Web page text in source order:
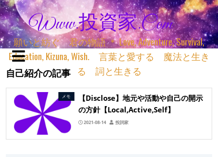
Www.投資家.com
願いと紡ぐ 君の物語 ＊ Love, Adventure, Survival,
Education, Kizuna, Wish. 言葉と愛する 魔法と生き
る 詞と生きる
自己紹介の記事
メモ
【Disclose】地元や活動や自己の開示
の方針【Local,Active,Self】
2021-08-14 投詞家